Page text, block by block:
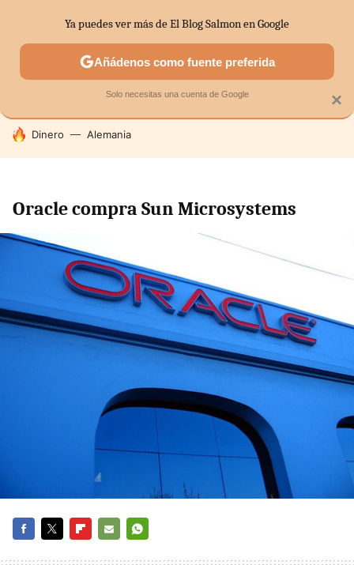
SECTORES ECONOMÍA DOMÉSTICA MERCADOS
HOY SE HABLA DE
Dinero Alemania
Oracle compra Sun Microsystems
×
Ya puedes ver más de El Blog Salmon en Google
Añádenos como fuente preferida
Solo necesitas una cuenta de Google